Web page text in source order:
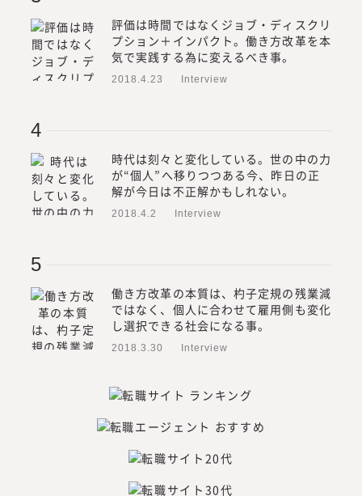
評価は時間ではなくジョブ・ディスクリ
プション＋インパクト。働き方改革を本
気で実践する為に変えるべき事。
2018.4.23 Interview
時代は刻々と変化している。世の中の力
が“個人”へ移りつつある今、昨日の正
解が今日は不正解かもしれない。
2018.4.2 Interview
働き方改革の本質は、杓子定規の残業減
ではなく、個人に合わせて雇用側も変化
し選択できる社会になる事。
2018.3.30 Interview